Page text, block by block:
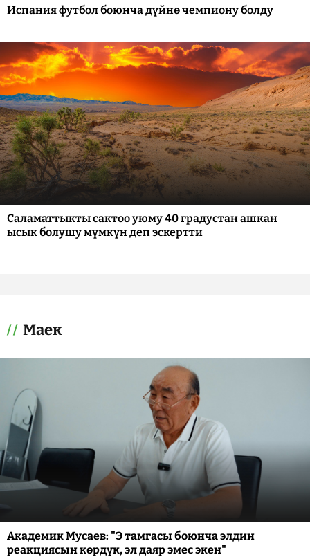
Испания футбол боюнча дүйнө чемпиону болду
Саламаттыкты сактоо уюму 40 градустан ашкан
ысык болушу мүмкүн деп эскертти
Маек
Академик Мусаев: "Э тамгасы боюнча элдин
реакциясын көрдүк, эл даяр эмес экен"